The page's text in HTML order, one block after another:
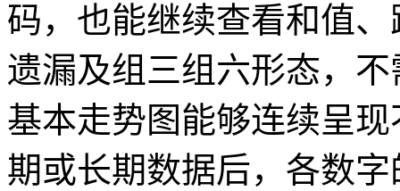
码，也能继续查看和值
遗漏及组三组六形态，
基本走势图能够连续呈
期或长期数据后，各数